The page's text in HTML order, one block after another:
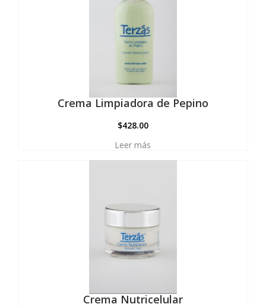
Crema Limpiadora de Pepino
$428.00
Leer más
Crema Nutricelular